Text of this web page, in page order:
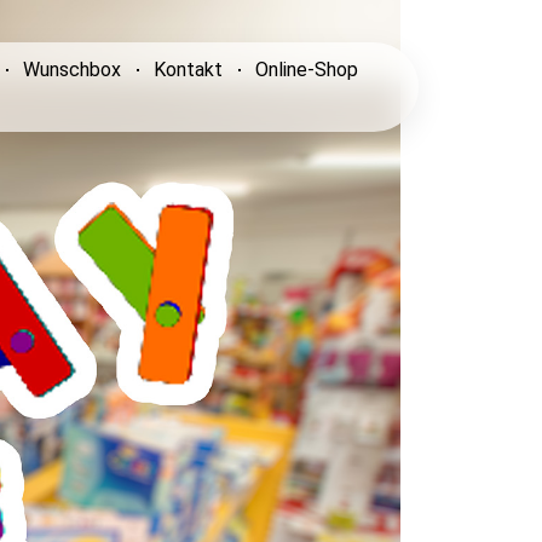
Wunschbox Kontakt Online-Shop